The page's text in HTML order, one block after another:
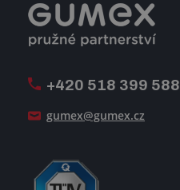
+420 518 399 588
gumex@gumex.cz
Registrace a spolupráce
Firemní časopis Géčko
Úpravy na míru a montáže
Volná pracovní místa